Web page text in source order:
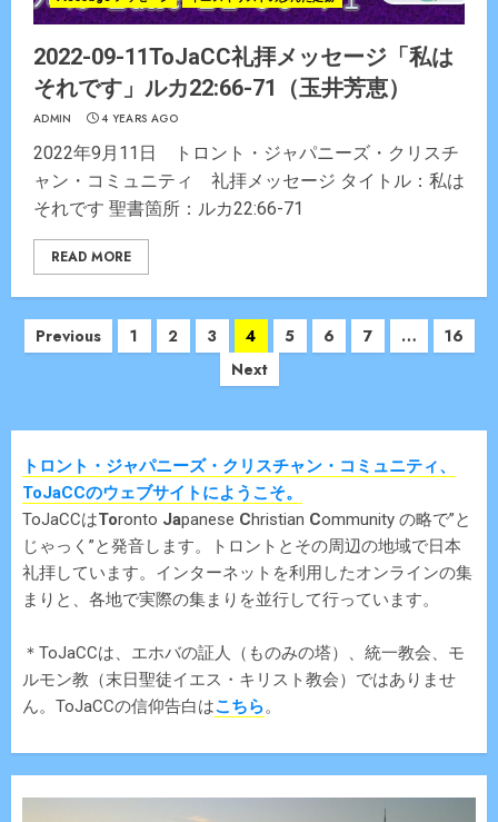
2022-09-11ToJaCC礼拝メッセージ「私は
それです」ルカ22:66-71（玉井芳恵）
ADMIN 4 YEARS AGO
2022年9月11日 トロント・ジャパニーズ・クリスチ
ャン・コミュニティ 礼拝メッセージ タイトル：私は
それです 聖書箇所：ルカ22:66-71
READ MORE
Posts
Previous 1 2 3 4 5 6 7 …
16
Next
トロント・ジャパニーズ・クリスチャン・コミュニティ、
ToJaCCのウェブサイトにようこそ。
ToJaCCはToronto Japanese Christian Community の略で”と
じゃっく”と発音します。トロントとその周辺の地域で日本
礼拝しています。インターネットを利用したオンラインの集
まりと、各地で実際の集まりを並行して行っています。
＊ToJaCCは、エホバの証人（ものみの塔）、統一教会、モ
ルモン教（末日聖徒イエス・キリスト教会）ではありませ
ん。ToJaCCの信仰告白はこちら。